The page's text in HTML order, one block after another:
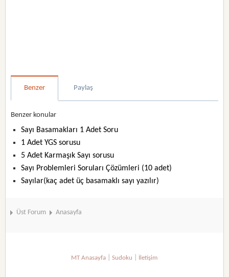
Benzer Paylaş
Benzer konular
Sayı Basamakları 1 Adet Soru
1 Adet YGS sorusu
5 Adet Karmaşık Sayı sorusu
Sayı Problemleri Soruları Çözümleri (10 adet)
Sayılar(kaç adet üç basamaklı sayı yazılır)
Üst Forum Anasayfa
MT Anasayfa |Sudoku İletişim